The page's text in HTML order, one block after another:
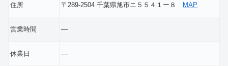
住所 〒289-2504 千葉県旭市ニ５５４１ー８ MAP
営業時間 ―
休業日 ―